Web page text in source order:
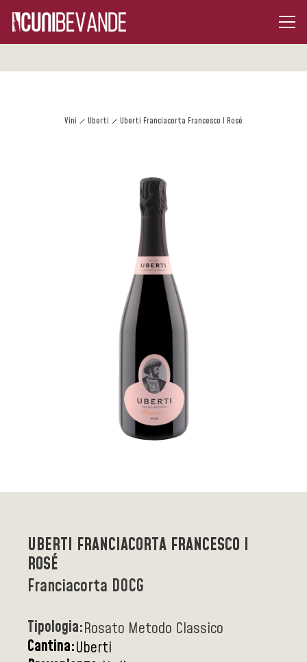
Vini Uberti Uberti Franciacorta Francesco I Rosé
UBERTI FRANCIACORTA FRANCESCO I
ROSÉ
Franciacorta DOCG
Tipologia:Rosato Metodo Classico
Cantina:Uberti